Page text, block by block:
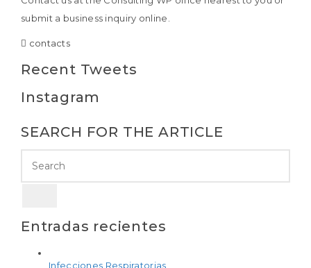
submit a business inquiry online.
contacts
Recent Tweets
Instagram
SEARCH FOR THE ARTICLE
Entradas recientes
Infecciones Respiratorias